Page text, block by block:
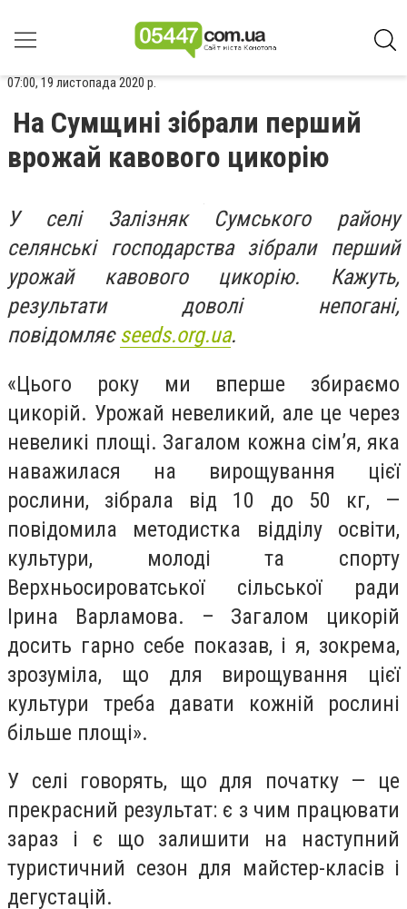
07:00, 19 листопада 2020 р.
На Сумщині зібрали перший
врожай кавового цикорію
У селі Залізняк Сумського району
селянські господарства зібрали перший
урожай кавового цикорію. Кажуть,
результати доволі непогані,
повідомляє seeds.org.ua.
«Цього року ми вперше збираємо
цикорій. Урожай невеликий, але це через
невеликі площі. Загалом кожна сім’я, яка
наважилася на вирощування цієї
рослини, зібрала від 10 до 50 кг, —
повідомила методистка відділу освіти,
культури, молоді та спорту
Верхньосироватської сільської ради
Ірина Варламова. – Загалом цикорій
досить гарно себе показав, і я, зокрема,
зрозуміла, що для вирощування цієї
культури треба давати кожній рослині
більше площі».
У селі говорять, що для початку — це
прекрасний результат: є з чим працювати
зараз і є що залишити на наступний
туристичний сезон для майстер-класів і
дегустацій.